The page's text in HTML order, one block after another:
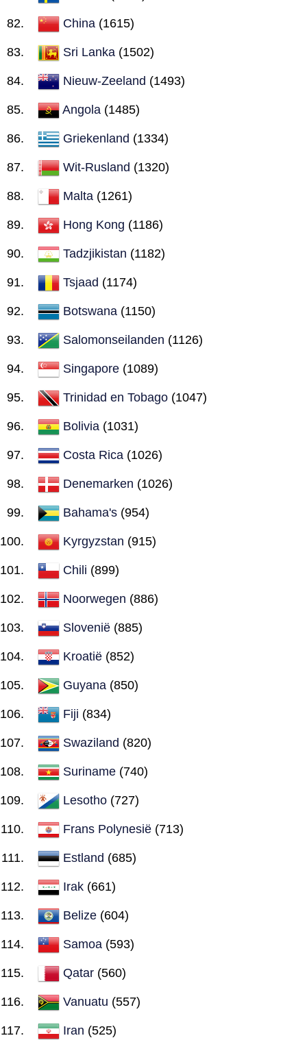
China (1615)
Sri Lanka (1502)
Nieuw-Zeeland (1493)
Angola (1485)
Griekenland (1334)
Wit-Rusland (1320)
Malta (1261)
Hong Kong (1186)
Tadzjikistan (1182)
Tsjaad (1174)
Botswana (1150)
Salomonseilanden (1126)
Singapore (1089)
Trinidad en Tobago (1047)
Bolivia (1031)
Costa Rica (1026)
Denemarken (1026)
Bahama's (954)
Kyrgyzstan (915)
Chili (899)
Noorwegen (886)
Slovenië (885)
Kroatië (852)
Guyana (850)
Fiji (834)
Swaziland (820)
Suriname (740)
Lesotho (727)
Frans Polynesië (713)
Estland (685)
Irak (661)
Belize (604)
Samoa (593)
Qatar (560)
Vanuatu (557)
Iran (525)